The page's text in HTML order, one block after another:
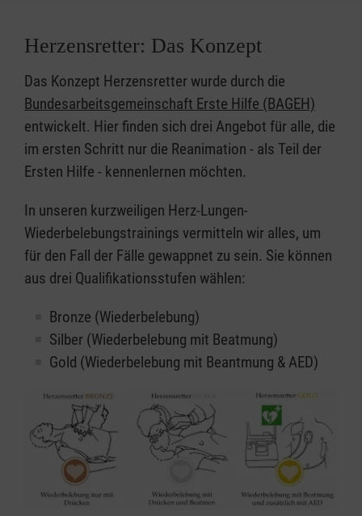
Herzensretter: Das Konzept
Das Konzept Herzensretter wurde durch die
Bundesarbeitsgemeinschaft Erste Hilfe (BAGEH)
entwickelt. Hier finden sich drei Angebot für alle, die
im ersten Schritt nur die Reanimation - als Teil der
Ersten Hilfe - kennenlernen möchten.
In unseren kurzweiligen Herz-Lungen-
Wiederbelebungstrainings vermitteln wir alles, um
für den Fall der Fälle gewappnet zu sein. Sie können
aus drei Qualifikationsstufen wählen:
Bronze (Wiederbelebung)
Silber (Wiederbelebung mit Beatmung)
Gold (Wiederbelebung mit Beantmung & AED)